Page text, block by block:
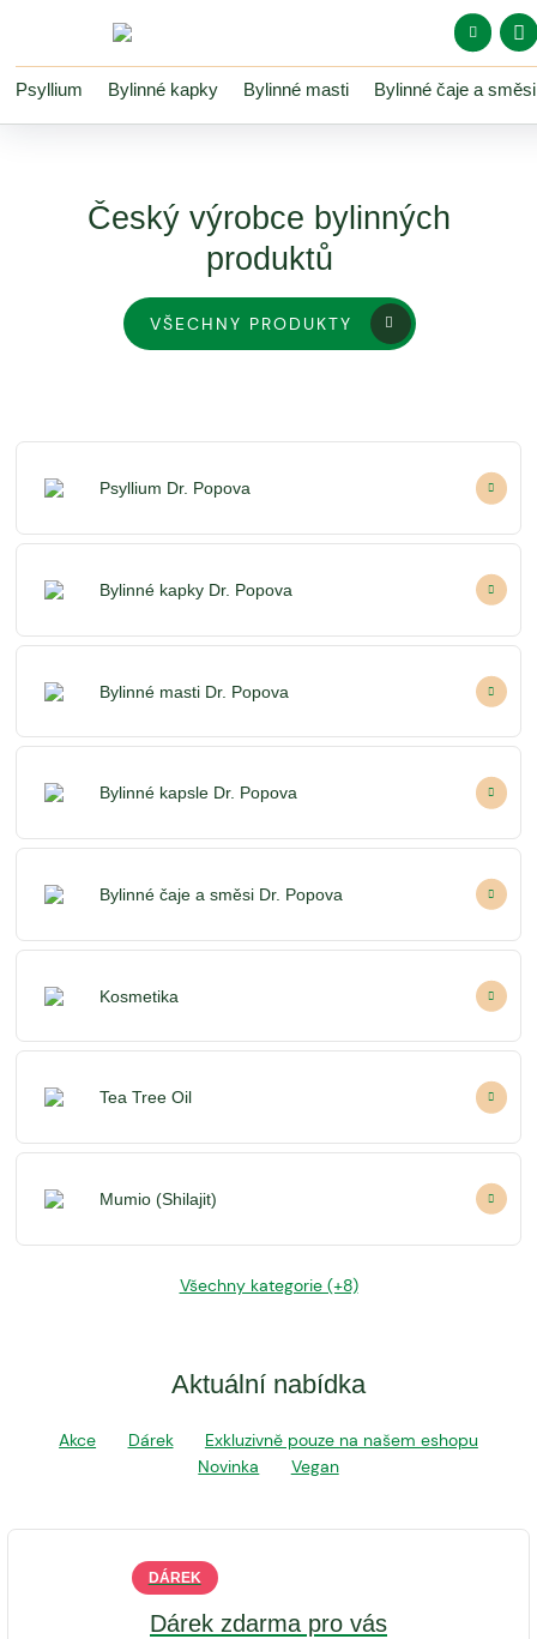
Psyllium Bylinné kapky Bylinné masti Bylinné čaje a směsi
Český výrobce bylinných
produktů
VŠECHNY PRODUKTY
Psyllium Dr. Popova
Bylinné kapky Dr. Popova
Bylinné masti Dr. Popova
Bylinné kapsle Dr. Popova
Bylinné čaje a směsi Dr. Popova
Kosmetika
Tea Tree Oil
Mumio (Shilajit)
Všechny kategorie (+8)
Aktuální nabídka
Akce Dárek
Exkluzivně pouze na našem eshopu
Novinka
Vegan
DÁREK
Dárek zdarma pro vás